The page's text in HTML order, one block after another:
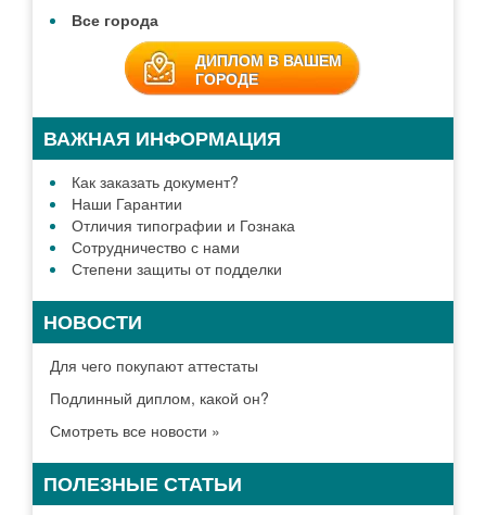
Все города
ДИПЛОМ В ВАШЕМ
ГОРОДЕ
ВАЖНАЯ ИНФОРМАЦИЯ
Как заказать документ?
Наши Гарантии
Отличия типографии и Гознака
Сотрудничество с нами
Степени защиты от подделки
НОВОСТИ
Для чего покупают аттестаты
Подлинный диплом, какой он?
Смотреть все новости »
ПОЛЕЗНЫЕ СТАТЬИ